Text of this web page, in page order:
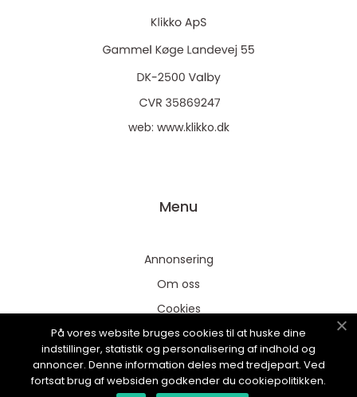
web: www.klikko.dk
Menu
Annonsering
Om oss
Cookies
Kontakta oss
Sitemap
På vores website bruges cookies til at huske dine
indstillinger, statistik og personalisering af indhold og
annoncer. Denne information deles med tredjepart. Ved
fortsat brug af websiden godkender du cookiepolitikken.